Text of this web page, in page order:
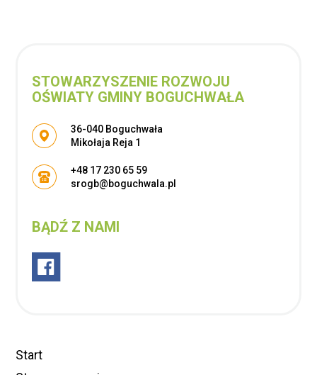
STOWARZYSZENIE ROZWOJU
OŚWIATY GMINY BOGUCHWAŁA
Adres pocztowy:
36-040 Boguchwała
Mikołaja Reja 1
+48 17 230 65 59
srogb@boguchwala.pl
BĄDŹ Z NAMI
Start